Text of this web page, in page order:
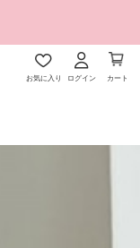
お気に入り ログイン カート